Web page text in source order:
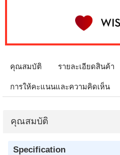
คุณสมบัติ รายละเอียดสินค้า
การให้คะแนนและความคิดเห็น
คุณสมบัติ
Specification